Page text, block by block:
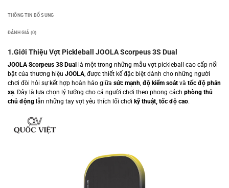
THÔNG TIN BỔ SUNG
ĐÁNH GIÁ (0)
1.Giới Thiệu Vợt Pickleball JOOLA Scorpeus 3S Dual
JOOLA Scorpeus 3S Dual là một trong những mẫu vợt pickleball cao cấp nổi
bật của thương hiệu JOOLA , được thiết kế đặc biệt dành cho những người
chơi đòi hỏi sự kết hợp hoàn hảo giữa sức mạnh độ kiểm soát và tốc độ phản
xạ. Đây là lựa chọn lý tưởng cho cả người chơi theo phong cách phòng thủ
chủ động lẫn những tay vợt yêu thích lối chơi kỹ thuật, tốc độ cao.